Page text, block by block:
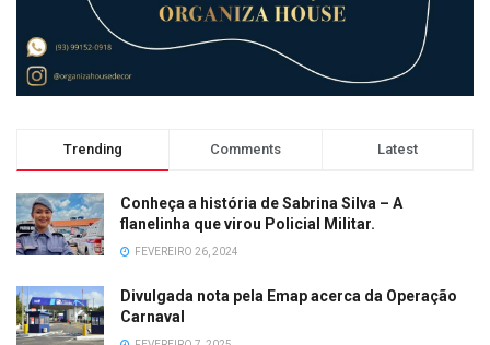
Trending Comments Latest
Conheça a história de Sabrina Silva – A
flanelinha que virou Policial Militar.
FEVEREIRO 26, 2024
Divulgada nota pela Emap acerca da Operação
Carnaval